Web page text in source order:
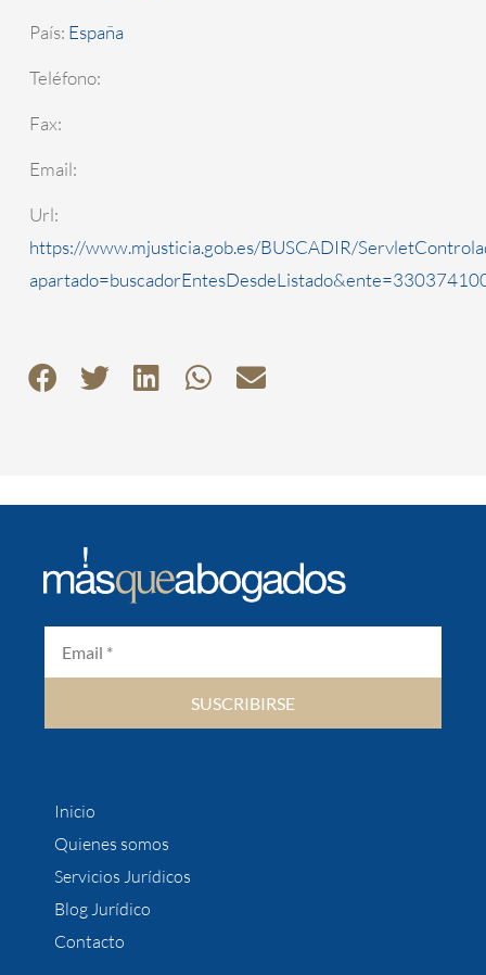
País: España
Teléfono:
Fax:
Email:
Url:
https://www.mjusticia.gob.es/BUSCADIR/
SUSCRIBIRSE
Inicio
Quienes somos
Servicios Jurídicos
Blog Jurídico
Contacto